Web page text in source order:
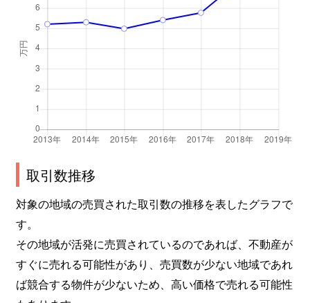
取引数推移
対象の地域の売買された取引数の推移を表したグラフで
す。
その地域が活発に売買されているのであれば、不動産が
すぐに売れる可能性があり、売買数が少ない地域であれ
ば競合する物件が少ないため、高い価格で売れる可能性